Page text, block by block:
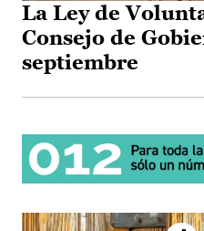
La Ley de
Consejo de
septiembre